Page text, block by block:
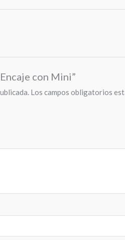
con Mini”
Los campos obligatorios